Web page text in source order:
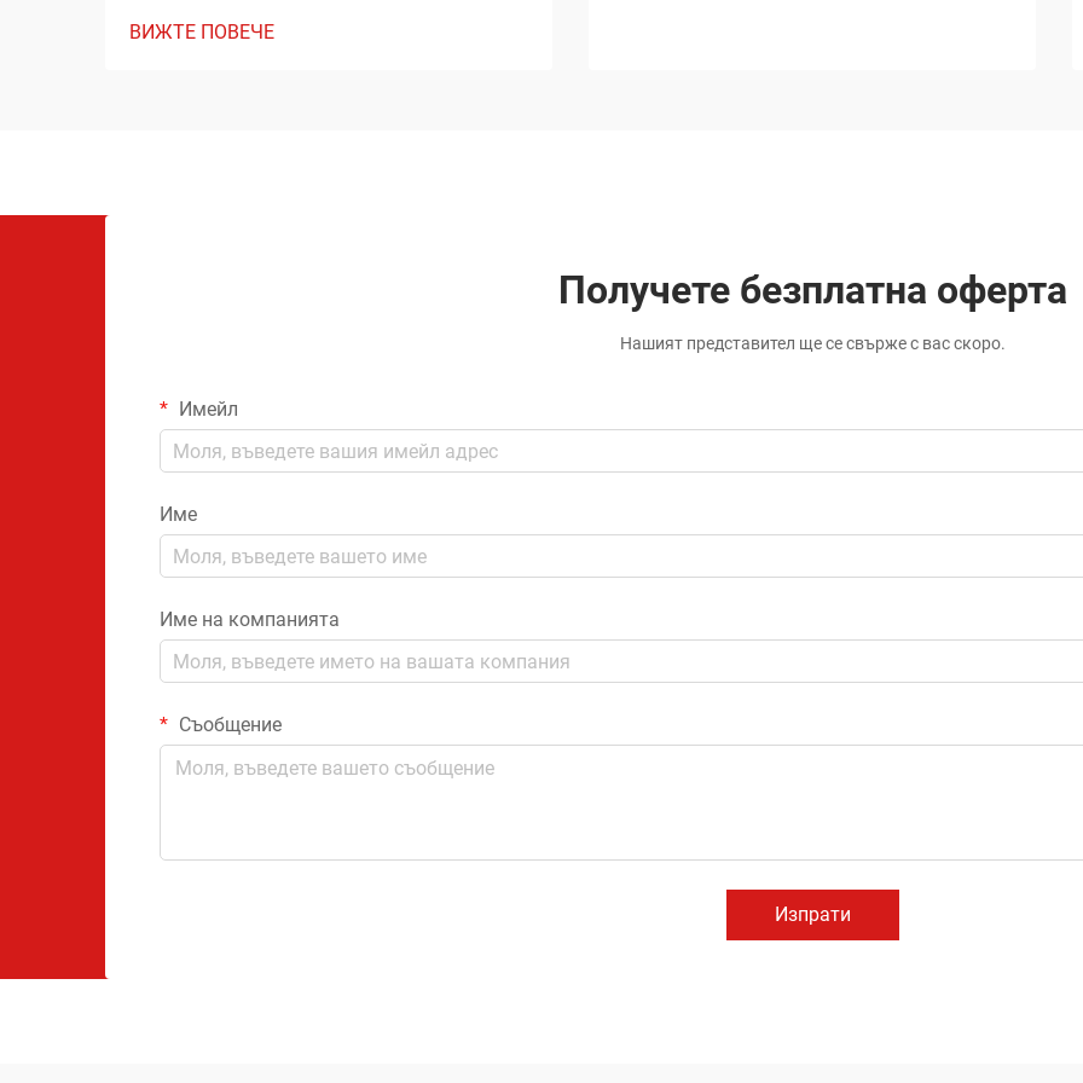
ВИЖТЕ ПОВЕЧЕ
Получете безплатна оферта
Нашият представител ще се свърже с вас скоро.
Имейл
Име
Име на компанията
Съобщение
Изпрати